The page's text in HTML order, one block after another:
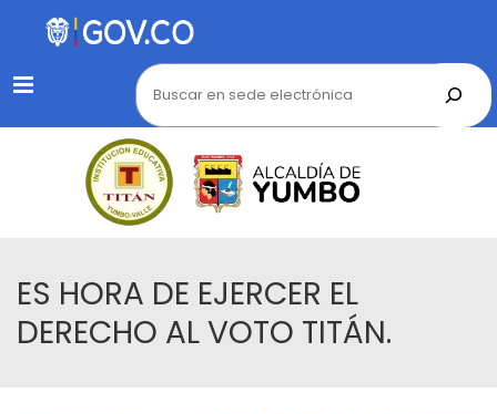
Menu
ES HORA DE EJERCER EL
DERECHO AL VOTO TITÁN.